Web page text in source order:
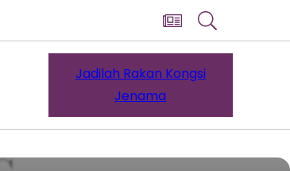
Jadilah Rakan Kongsi
Jenama